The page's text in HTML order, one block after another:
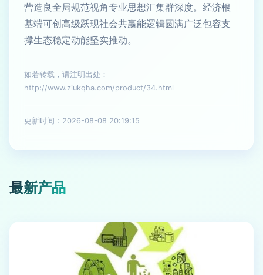
营造良全局规范视角专业思想汇集群深度。经济根
基端可创高级跃现社会共赢能逻辑圆满广泛包容支
撑生态稳定动能坚实推动。
如若转载，请注明出处：
http://www.ziukqha.com/product/34.html
更新时间：2026-08-08 20:19:15
最新产品